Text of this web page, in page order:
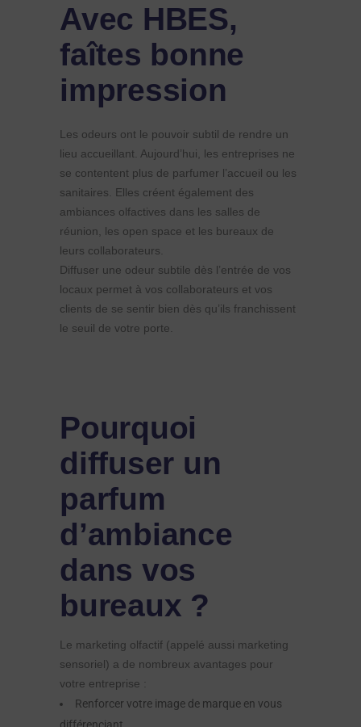
Avec HBES,
faîtes bonne
impression
Les odeurs ont le pouvoir subtil de rendre un
lieu accueillant. Aujourd’hui, les entreprises ne
se contentent plus de parfumer l’accueil ou les
sanitaires. Elles créent également des
ambiances olfactives dans les salles de
réunion, les open space et les bureaux de
leurs collaborateurs.
Diffuser une odeur subtile dès l’entrée de vos
locaux permet à vos collaborateurs et vos
clients de se sentir bien dès qu’ils franchissent
le seuil de votre porte.
Pourquoi
diffuser un
parfum
d’ambiance
dans vos
bureaux ?
Le marketing olfactif (appelé aussi marketing
sensoriel) a de nombreux avantages pour
votre entreprise :
Renforcer votre image de marque en vous
différenciant